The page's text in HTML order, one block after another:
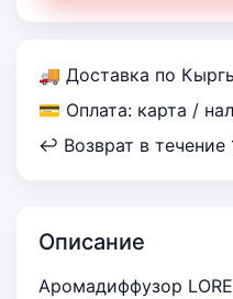
🚚 Доставка по
💳 Оплата: карта /
↩ Возврат в течение
Описание
Аромадиффузор